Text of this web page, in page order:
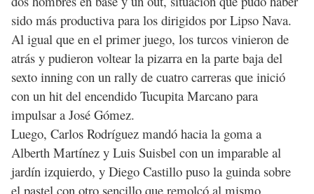
sido más productiva para los dirigidos por Lipso Nava.
Al igual que en el primer juego, los turcos vinieron de
atrás y pudieron voltear la pizarra en la parte baja del
sexto inning con un rally de cuatro carreras que inició
con un hit del encendido Tucupita Marcano para
impulsar a José Gómez.
Luego, Carlos Rodríguez mandó hacia la goma a
Alberth Martínez y Luis Suisbel con un imparable al
jardín izquierdo, y Diego Castillo puso la guinda sobre
el pastel con otro sencillo que remolcó al mismo